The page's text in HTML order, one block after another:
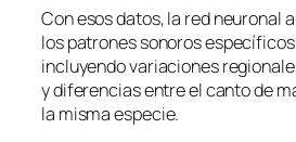
Con esos datos, la red neuronal
los patrones sonoros
incluyendo variaciones
y diferencias entre el canto de
la misma especie.